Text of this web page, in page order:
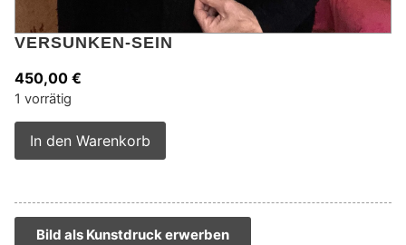
VERSUNKEN-SEIN
450,00 €
1 vorrätig
In den Warenkorb
Bild als Kunstdruck erwerben